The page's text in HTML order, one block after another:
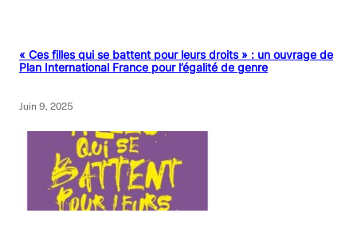
« Ces filles qui se battent pour leurs droits » : un ouvrage de
Plan International France pour l’égalité de genre
Juin 9, 2025